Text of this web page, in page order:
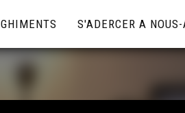
S'ADERCER A NOUS-